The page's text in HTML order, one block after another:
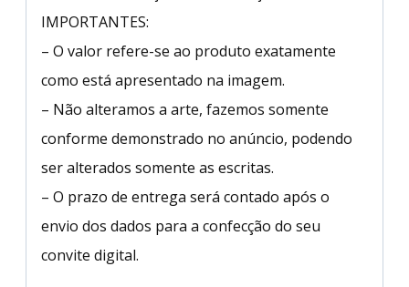
IMPORTANTES:
– O valor refere-se ao produto exatamente
como está apresentado na imagem.
– Não alteramos a arte, fazemos somente
conforme demonstrado no anúncio, podendo
ser alterados somente as escritas.
– O prazo de entrega será contado após o
envio dos dados para a confecção do seu
convite digital.